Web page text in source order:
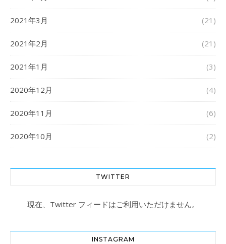
2021年3月 (21)
2021年2月 (21)
2021年1月 (3)
2020年12月 (4)
2020年11月 (6)
2020年10月 (2)
TWITTER
現在、Twitter フィードはご利用いただけません。
INSTAGRAM